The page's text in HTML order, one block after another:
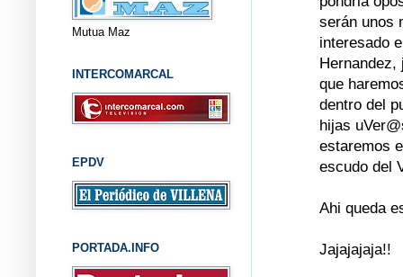
serán unos
interesado
Hernandez,
que
dentro del
hijas
estaremos
escudo del
Ahi queda
Jajajajaja!!
Mutua Maz
INTERCOMARCAL
EPDV
PORTADA.INFO